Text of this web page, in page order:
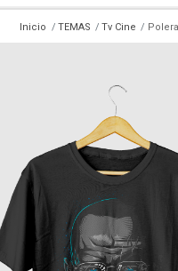
Inicio TEMAS Tv Cine